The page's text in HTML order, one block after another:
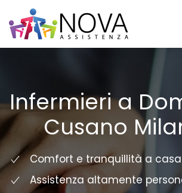
Skip to main content
Infermieri a
Cusano
Comfort e tranquillità a
Assistenza altamente